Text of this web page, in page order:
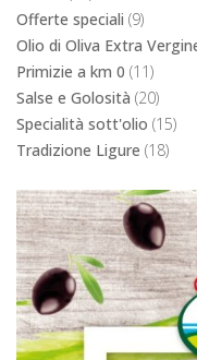
Natale (76)
Offerte speciali (9)
Olio di Oliva Extra Vergine
Primizie a km 0 (11)
Salse e Golosità (20)
Specialità sott'olio (15)